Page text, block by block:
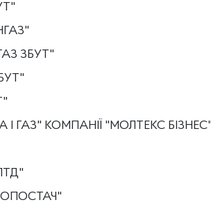
ЗБУТ"
ГАЗ" КОМПАНІЇ "МОЛТЕКС БІЗНЕС"